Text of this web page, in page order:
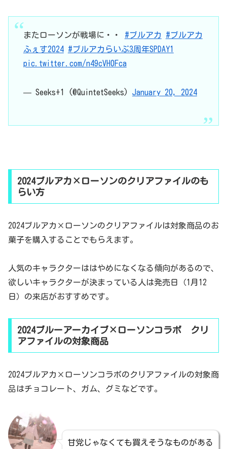
またローソンが戦場に・・ #ブルアカ
#ブルアカ
ふぇす2024 #ブルアカらいぶ3周年SPDAY1
pic.twitter.com/n49cVH0Fca
— Seeks+1 (@QuintetSeeks) January 20, 2024
2024ブルアカ×ローソンのクリアファイルのも
らい方
2024ブルアカ×ローソンのクリアファイルは対象商品のお
菓子を購入することでもらえます。
人気のキャラクターははやめになくなる傾向があるので、
欲しいキャラクターが決まっている人は発売日（1月12
日）の来店がおすすめです。
2024ブルーアーカイブ×ローソンコラボ クリ
アファイルの対象商品
2024ブルアカ×ローソンコラボのクリアファイルの対象商
品はチョコレート、ガム、グミなどです。
甘党じゃなくても買えそうなものがある